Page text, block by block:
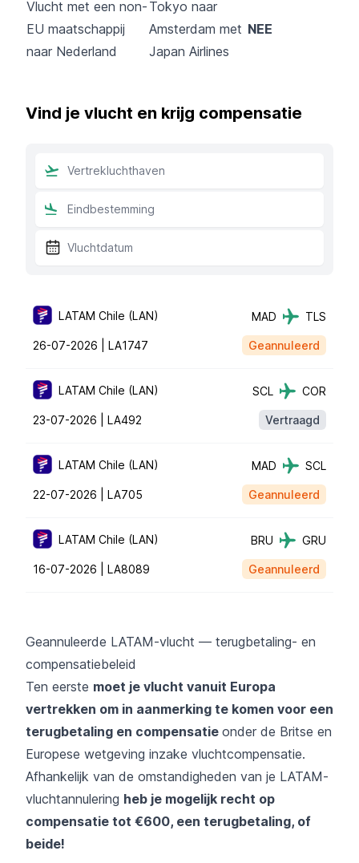
Vlucht met een non-
EU maatschappij
naar Nederland
Tokyo naar
Amsterdam met
Japan Airlines
NEE
Vind je vlucht en krijg compensatie
LATAM Chile (LAN) MAD TLS
26-07-2026 | LA1747 Geannuleerd
LATAM Chile (LAN) SCL COR
23-07-2026 | LA492 Vertraagd
LATAM Chile (LAN) MAD SCL
22-07-2026 | LA705 Geannuleerd
LATAM Chile (LAN) BRU GRU
16-07-2026 | LA8089 Geannuleerd
Geannuleerde LATAM-vlucht — terugbetaling- en
compensatiebeleid
Ten eerste moet je vlucht vanuit Europa
vertrekken om in aanmerking te komen voor een
terugbetaling en compensatie onder de Britse en
Europese wetgeving inzake vluchtcompensatie.
Afhankelijk van de omstandigheden van je LATAM-
vluchtannulering heb je mogelijk recht op
compensatie tot €600, een terugbetaling, of
beide!